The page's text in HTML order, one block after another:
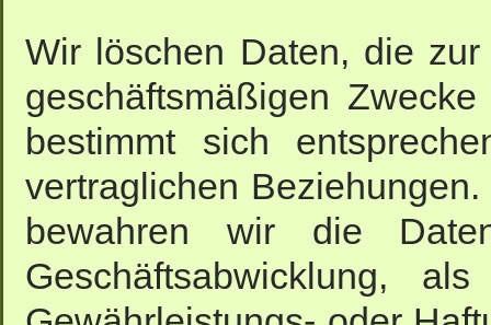
Wir löschen Daten, die
geschäftsmäßigen
bestimmt sich
vertraglichen
bewahren wir die
Geschäftsabwicklung,